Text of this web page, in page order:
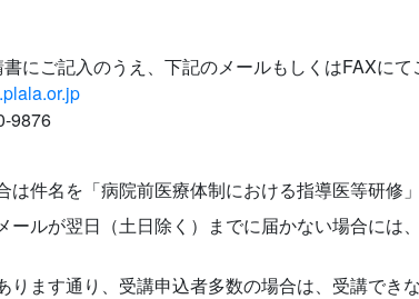
書にご記入のうえ、下記のメールもしくはFAXに
9876
は件名を「病院前医療体制における指導医等研修
ールが翌日（土日除く）までに届かない場合に
ります通り、受講申込者多数の場合は、受講でき